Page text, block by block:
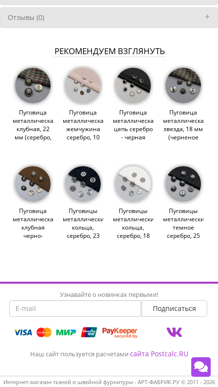
Отзывы (0)
РЕКОМЕНДУЕМ ВЗГЛЯНУТЬ
Пуговица
металлическая,
клубная, 22
мм (серебро,
Пуговица
металлическая,
жемчужина
серебро, 10
Пуговица
металлическая,
цепь серебро
- черная
Пуговица
металлическая,
звезда, 18 мм
(черненое
Пуговица
металлическая,
клубная
черно-
Пуговицы
металлические,
кольца,
серебро, 23
Пуговицы
металлические,
кольца,
серебро, 18
Пуговицы
металлические,
темное
серебро, 25
Узнавайте о новинках первыми!
Наш сайт пользуется расчетами сайта Postcalc.RU
Интернет-магазин тканей и швейной фурнитуры - АРТ-ФАБРИК.РУ © 2011 - 2026